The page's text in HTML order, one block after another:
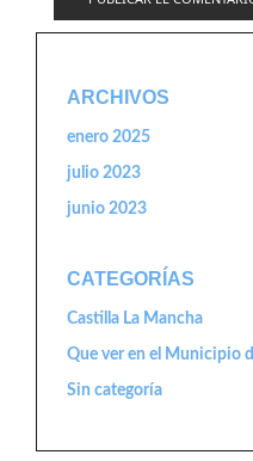
ARCHIVOS
enero 2025
julio 2023
junio 2023
CATEGORÍAS
Castilla La Mancha
Que ver en el Municipio
Sin categoría